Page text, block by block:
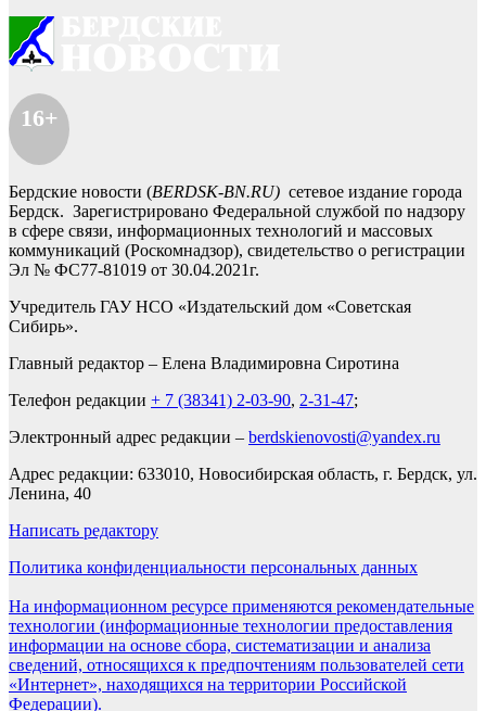
16+
Бердские новости (BERDSK-BN.RU) сетевое издание города
Бердск. Зарегистрировано Федеральной службой по надзору
в сфере связи, информационных технологий и массовых
коммуникаций (Роскомнадзор), свидетельство о регистрации
Эл № ФС77-81019 от 30.04.2021г.
Учредитель ГАУ НСО «Издательский дом «Советская
Сибирь».
Главный редактор – Елена Владимировна Сиротина
Телефон редакции + 7 (38341) 2-03-90, 2-31-47;
Электронный адрес редакции – berdskienovosti@yandex.ru
Адрес редакции: 633010, Новосибирская область, г. Бердск, ул.
Ленина, 40
Написать редактору
Политика конфиденциальности персональных данных
На информационном ресурсе применяются рекомендательные
технологии (информационные технологии предоставления
информации на основе сбора, систематизации и анализа
сведений, относящихся к предпочтениям пользователей сети
«Интернет», находящихся на территории Российской
Федерации).